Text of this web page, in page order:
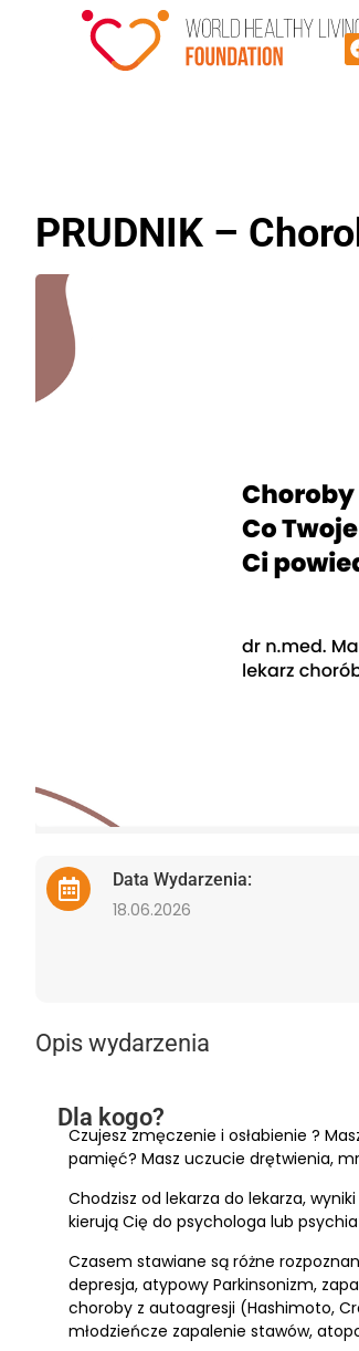
PRUDNIK –
Data Wydarzenia:
18.06.2026
Opis wydarzenia
Dla kogo?
Czujesz zmęczenie i osłabienie ?
pamięć? Masz uczucie drętwienia,
Chodzisz od lekarza do lekarza,
kierują Cię do psychologa lub
Czasem stawiane są różne
depresja, atypowy Parkinsonizm,
choroby z autoagresji (Hashimoto,
młodzieńcze zapalenie stawów,